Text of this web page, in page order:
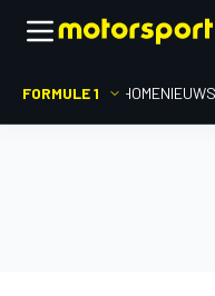
FORMULE 1 HOMENIEUWS